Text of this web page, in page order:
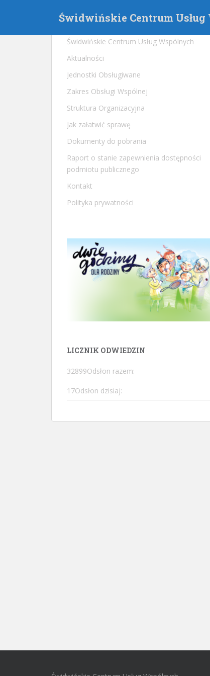
Świdwińskie Centrum
Świdwińskie Centrum Usług Wspólnych
Aktualności
Jednostki Obsługiwane
Zakres Obsługi Wspólnej
Struktura Organizacyjna
Jak załatwić sprawę
Dokumenty do pobrania
Raport o stanie zapewnienia dostępności
podmiotu publicznego
Kontakt
Polityka prywatności
LICZNIK ODWIEDZIN
32899Odsłon razem:
17Odsłon dzisiaj: